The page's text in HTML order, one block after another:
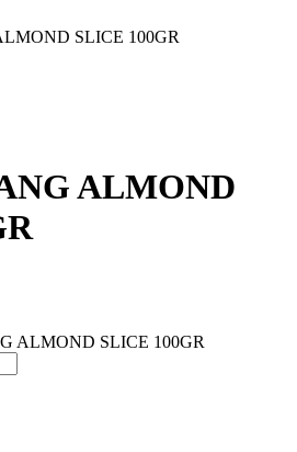
SLICE 100GR
ALMOND
ALMOND SLICE 100GR